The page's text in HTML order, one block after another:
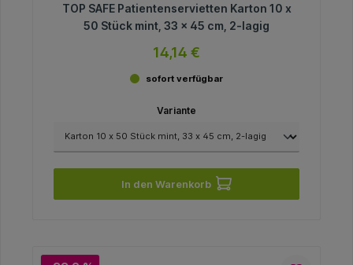
TOP SAFE Patientenservietten Karton 10 x
50 Stück mint, 33 x 45 cm, 2-lagig
14,14 €
sofort verfügbar
Variante
In den Warenkorb